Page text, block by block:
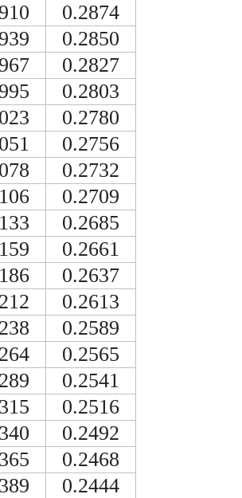
0.2874
0.2850
0.2827
0.2803
0.2780
0.2756
0.2732
0.2709
0.2685
0.2661
0.2637
0.2613
0.2589
0.2565
0.2541
0.2516
0.2492
0.2468
0.2444